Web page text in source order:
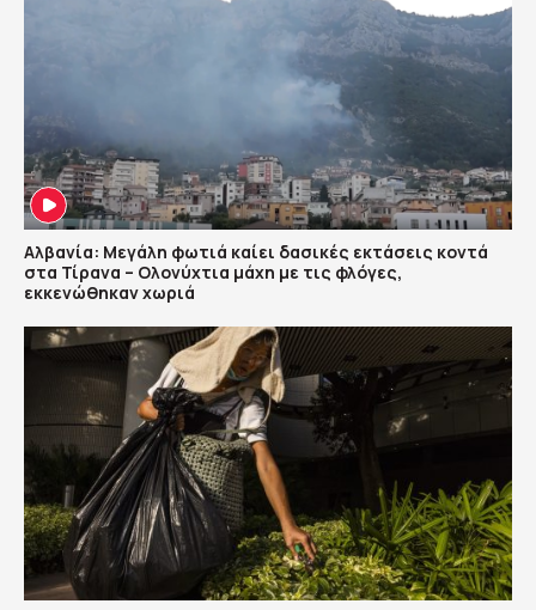
Αλβανία: Μεγάλη φωτιά καίει δασικές εκτάσεις κοντά
στα Τίρανα – Ολονύχτια μάχη με τις φλόγες,
εκκενώθηκαν χωριά